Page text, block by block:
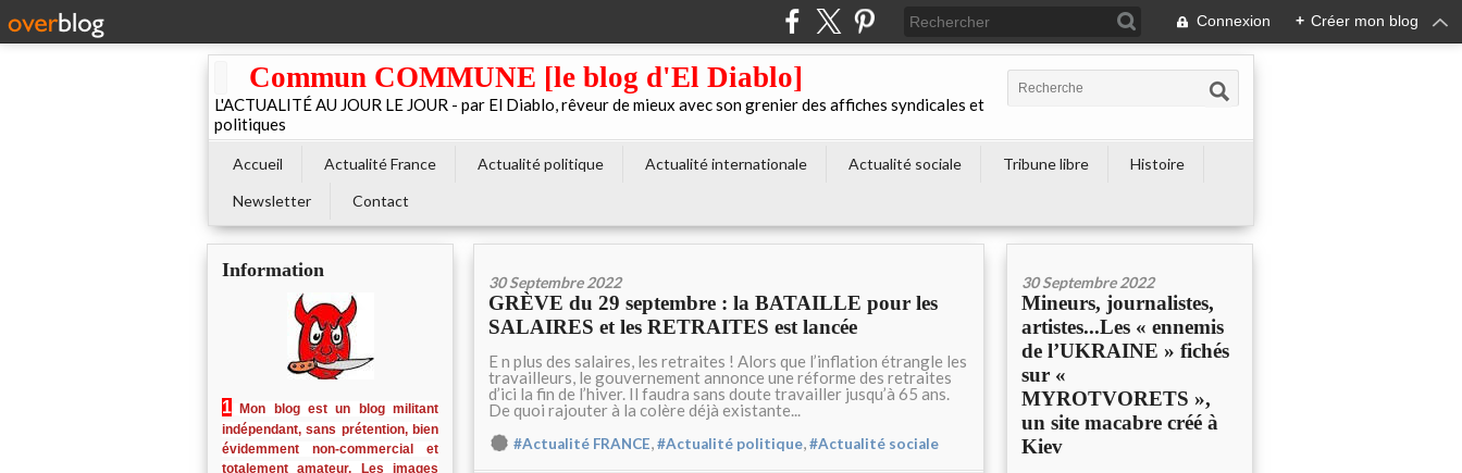
Connexion + Créer mon blog
Commun COMMUNE [le blog d'El Diablo]
L'ACTUALITÉ AU JOUR LE JOUR - par El Diablo, rêveur de mieux avec son grenier des affiches syndicales et
politiques
Accueil Actualité France Actualité politique Actualité internationale Actualité sociale Tribune libre
Histoire
Newsletter
Contact
Information
1
Mon blog est un blog militant
indépendant, sans prétention, bien
évidemment non-commercial et
totalement amateur. Les images
30 Septembre 2022
GRÈVE du 29 septembre : la BATAILLE pour les
SALAIRES et les RETRAITES est lancée
E n plus des salaires, les retraites ! Alors que l’inflation étrangle les
travailleurs, le gouvernement annonce une réforme des retraites
d’ici la fin de l’hiver. Il faudra sans doute travailler jusqu’à 65 ans.
De quoi rajouter à la colère déjà existante...
#Actualité FRANCE,#Actualité politique,#Actualité sociale
30 Septembre 2022
Mineurs, journalistes,
artistes...Les « ennemis
de l’UKRAINE » fichés
sur «
MYROTVORETS »,
un site macabre créé à
Kiev